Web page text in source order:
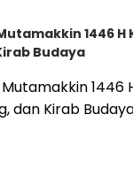
1446 H
Budaya
1446
dan Kirab